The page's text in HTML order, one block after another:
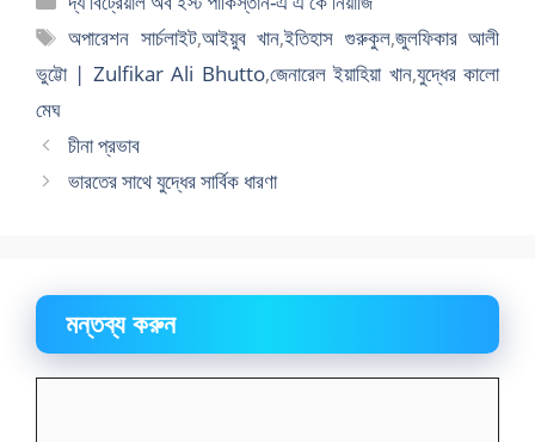
সমূহ
ট্যাগ
সমূহ
অপারেশন সার্চলাইট,আইয়ুব খান,ইতিহাস গুরুকুল,জুলফিকার আলী
ভুট্টো | Zulfikar Ali Bhutto,জেনারেল ইয়াহিয়া খান,যুদ্ধের কালো
মেঘ
চীনা প্রভাব
ভারতের সাথে যুদ্ধের সার্বিক ধারণা
মন্তব্য করুন